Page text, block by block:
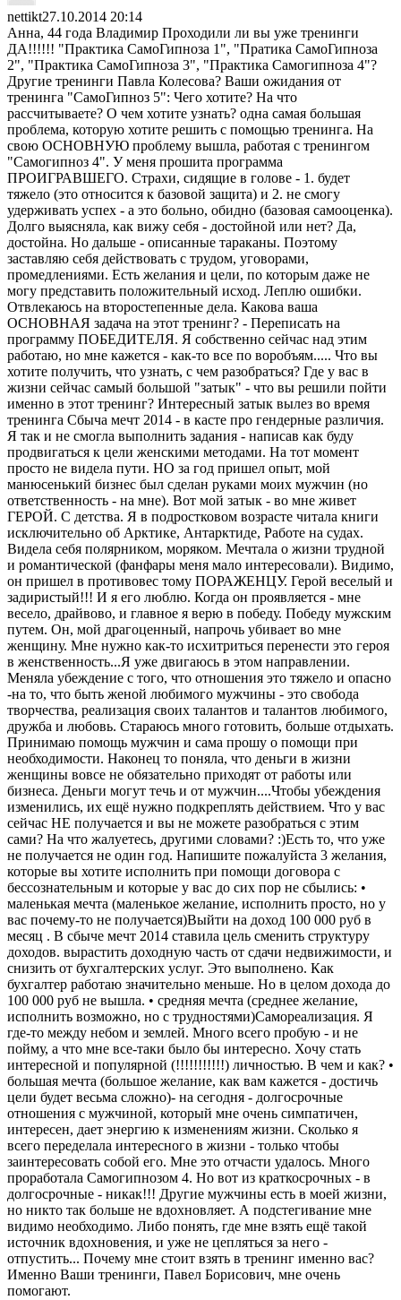
nettikt27.10.2014 20:14
Анна, 44 года Владимир Проходили ли вы уже тренинги
ДА!!!!!! "Практика СамоГипноза 1", "Пратика СамоГипноза
2", "Практика СамоГипноза 3", "Практика Самогипноза 4"?
Другие тренинги Павла Колесова? Ваши ожидания от
тренинга "СамоГипноз 5": Чего хотите? На что
рассчитываете? О чем хотите узнать? одна самая большая
проблема, которую хотите решить с помощью тренинга. На
свою ОСНОВНУЮ проблему вышла, работая с тренингом
"Самогипноз 4". У меня прошита программа
ПРОИГРАВШЕГО. Страхи, сидящие в голове - 1. будет
тяжело (это относится к базовой защита) и 2. не смогу
удерживать успех - а это больно, обидно (базовая самооценка).
Долго выясняла, как вижу себя - достойной или нет? Да,
достойна. Но дальше - описанные тараканы. Поэтому
заставляю себя действовать с трудом, уговорами,
промедлениями. Есть желания и цели, по которым даже не
могу представить положительный исход. Леплю ошибки.
Отвлекаюсь на второстепенные дела. Какова ваша
ОСНОВНАЯ задача на этот тренинг? - Переписать на
программу ПОБЕДИТЕЛЯ. Я собственно сейчас над этим
работаю, но мне кажется - как-то все по воробъям..... Что вы
хотите получить, что узнать, с чем разобраться? Где у вас в
жизни сейчас самый большой "затык" - что вы решили пойти
именно в этот тренинг? Интересный затык вылез во время
тренинга Сбыча мечт 2014 - в касте про гендерные различия.
Я так и не смогла выполнить задания - написав как буду
продвигаться к цели женскими методами. На тот момент
просто не видела пути. НО за год пришел опыт, мой
манюсенький бизнес был сделан руками моих мужчин (но
ответственность - на мне). Вот мой затык - во мне живет
ГЕРОЙ. С детства. Я в подростковом возрасте читала книги
исключительно об Арктике, Антарктиде, Работе на судах.
Видела себя полярником, моряком. Мечтала о жизни трудной
и романтической (фанфары меня мало интересовали). Видимо,
он пришел в противовес тому ПОРАЖЕНЦУ. Герой веселый и
задиристый!!! И я его люблю. Когда он проявляется - мне
весело, драйвово, и главное я верю в победу. Победу мужским
путем. Он, мой драгоценный, напрочь убивает во мне
женщину. Мне нужно как-то исхитриться перенести это героя
в женственность...Я уже двигаюсь в этом направлении.
Меняла убеждение с того, что отношения это тяжело и опасно
-на то, что быть женой любимого мужчины - это свобода
творчества, реализация своих талантов и талантов любимого,
дружба и любовь. Стараюсь много готовить, больше отдыхать.
Принимаю помощь мужчин и сама прошу о помощи при
необходимости. Наконец то поняла, что деньги в жизни
женщины вовсе не обязательно приходят от работы или
бизнеса. Деньги могут течь и от мужчин....Чтобы убеждения
изменились, их ещё нужно подкреплять действием. Что у вас
сейчас НЕ получается и вы не можете разобраться с этим
сами? На что жалуетесь, другими словами? :)Есть то, что уже
не получается не один год. Напишите пожалуйста 3 желания,
которые вы хотите исполнить при помощи договора с
бессознательным и которые у вас до сих пор не сбылись: •
маленькая мечта (маленькое желание, исполнить просто, но у
вас почему-то не получается)Выйти на доход 100 000 руб в
месяц . В сбыче мечт 2014 ставила цель сменить структуру
доходов. вырастить доходную часть от сдачи недвижимости, и
снизить от бухгалтерских услуг. Это выполнено. Как
бухгалтер работаю значительно меньше. Но в целом дохода до
100 000 руб не вышла. • средняя мечта (среднее желание,
исполнить возможно, но с трудностями)Самореализация. Я
где-то между небом и землей. Много всего пробую - и не
пойму, а что мне все-таки было бы интересно. Хочу стать
интересной и популярной (!!!!!!!!!!!) личностью. В чем и как? •
большая мечта (большое желание, как вам кажется - достичь
цели будет весьма сложно)- на сегодня - долгосрочные
отношения с мужчиной, который мне очень симпатичен,
интересен, дает энергию к изменениям жизни. Сколько я
всего переделала интересного в жизни - только чтобы
заинтересовать собой его. Мне это отчасти удалось. Много
проработала Самогипнозом 4. Но вот из краткосрочных - в
долгосрочные - никак!!! Другие мужчины есть в моей жизни,
но никто так больше не вдохновляет. А подстегивание мне
видимо необходимо. Либо понять, где мне взять ещё такой
источник вдохновения, и уже не цепляться за него -
отпустить... Почему мне стоит взять в тренинг именно вас?
Именно Ваши тренинги, Павел Борисович, мне очень
помогают.